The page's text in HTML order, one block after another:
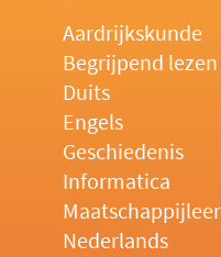
Aardrijkskunde
Begrijpend lezen
Duits
Engels
Geschiedenis
Informatica
Maatschappijleer
Nederlands